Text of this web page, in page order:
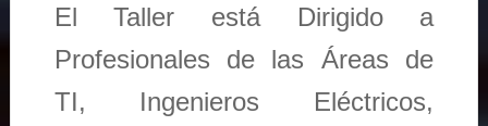
El Taller está Dirigido a
Profesionales de las Áreas de
TI, Ingenieros Eléctricos,